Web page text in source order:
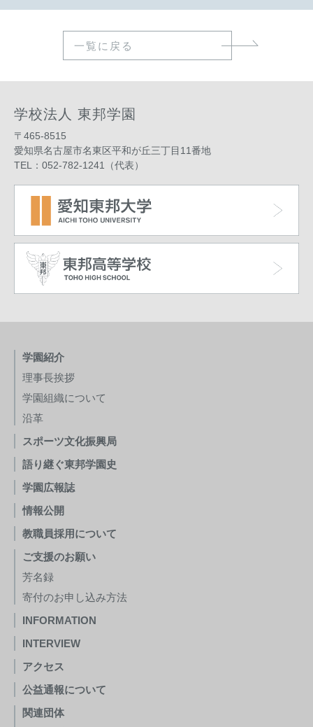
一覧に戻る
学校法人 東邦学園
〒465-8515
愛知県名古屋市名東区平和が丘三丁目11番地
TEL：052-782-1241（代表）
学園紹介
理事長挨拶
学園組織について
沿革
スポーツ文化振興局
語り継ぐ東邦学園史
学園広報誌
情報公開
教職員採用について
ご支援のお願い
芳名録
寄付のお申し込み方法
INFORMATION
INTERVIEW
アクセス
公益通報について
関連団体